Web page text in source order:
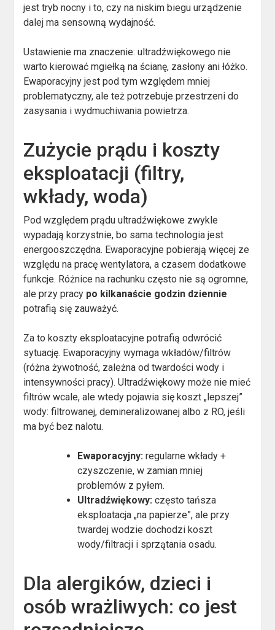
jest tryb nocny i to, czy na niskim biegu urządzenie
dalej ma sensowną wydajność.
Ustawienie ma znaczenie: ultradźwiękowego nie
warto kierować mgiełką na ścianę, zasłony ani łóżko.
Ewaporacyjny jest pod tym względem mniej
problematyczny, ale też potrzebuje przestrzeni do
zasysania i wydmuchiwania powietrza.
Zużycie prądu i koszty
eksploatacji (filtry,
wkłady, woda)
Pod względem prądu ultradźwiękowe zwykle
wypadają korzystnie, bo sama technologia jest
energooszczędna. Ewaporacyjne pobierają więcej ze
względu na pracę wentylatora, a czasem dodatkowe
funkcje. Różnice na rachunku często nie są ogromne,
ale przy pracy po kilkanaście godzin dziennie
potrafią się zauważyć.
Za to koszty eksploatacyjne potrafią odwrócić
sytuację. Ewaporacyjny wymaga wkładów/filtrów
(różna żywotność, zależna od twardości wody i
intensywności pracy). Ultradźwiękowy może nie mieć
filtrów wcale, ale wtedy pojawia się koszt „lepszej”
wody: filtrowanej, demineralizowanej albo z RO, jeśli
ma być bez nalotu.
Ewaporacyjny: regularne wkłady +
czyszczenie, w zamian mniej
problemów z pyłem.
Ultradźwiękowy: często tańsza
eksploatacja „na papierze”, ale przy
twardej wodzie dochodzi koszt
wody/filtracji i sprzątania osadu.
Dla alergików, dzieci i
osób wrażliwych: co jest